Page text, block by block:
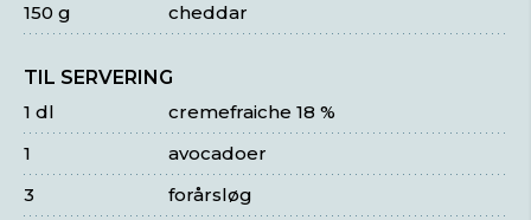
cheddar
150 g
TIL SERVERING
cremefraiche 18 %
1 dl
avocadoer
1
forårsløg
3